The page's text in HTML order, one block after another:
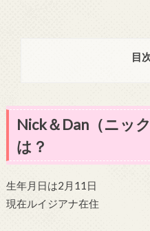
目
Nick＆Dan（ニッ
は？
生年月日は2月11日
現在ルイジアナ在住